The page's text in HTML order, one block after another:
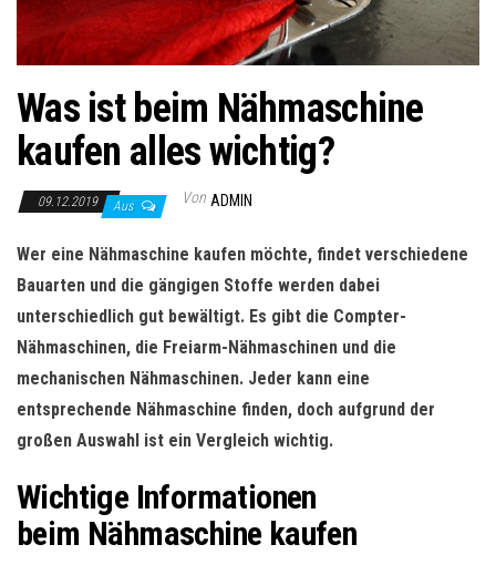
Was ist beim Nähmaschine
kaufen alles wichtig?
09.12.2019 Aus Von ADMIN
Wer eine Nähmaschine kaufen möchte, findet verschiedene
Bauarten und die gängigen Stoffe werden dabei
unterschiedlich gut bewältigt. Es gibt die Compter-
Nähmaschinen, die Freiarm-Nähmaschinen und die
mechanischen Nähmaschinen. Jeder kann eine
entsprechende Nähmaschine finden, doch aufgrund der
großen Auswahl ist ein Vergleich wichtig.
Wichtige Informationen
beim Nähmaschine kaufen